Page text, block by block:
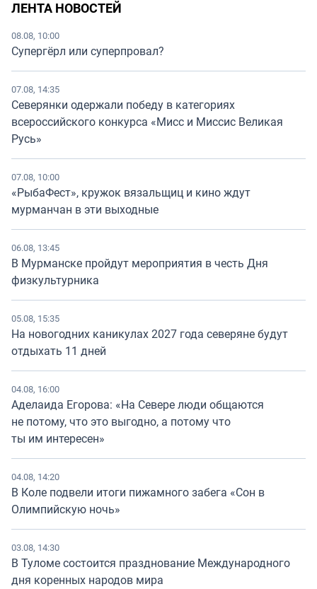
ЛЕНТА НОВОСТЕЙ
08.08, 10:00
Супергёрл или суперпровал?
07.08, 14:35
Северянки одержали победу в категориях
всероссийского конкурса «Мисс и Миссис Великая
Русь»
07.08, 10:00
«РыбаФест», кружок вязальщиц и кино ждут
мурманчан в эти выходные
06.08, 13:45
В Мурманске пройдут мероприятия в честь Дня
физкультурника
05.08, 15:35
На новогодних каникулах 2027 года северяне будут
отдыхать 11 дней
04.08, 16:00
Аделаида Егорова: «На Севере люди общаются
не потому, что это выгодно, а потому что
ты им интересен»
04.08, 14:20
В Коле подвели итоги пижамного забега «Сон в
Олимпийскую ночь»
03.08, 14:30
В Туломе состоится празднование Международного
дня коренных народов мира